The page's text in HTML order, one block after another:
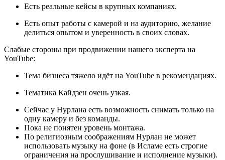
Есть реальные кейсы в крупных компаниях.
Есть опыт работы с камерой и на аудиторию, желание
делиться опытом и уверенность в своих словах.
Слабые стороны при продвижении нашего эксперта на
YouTube:
Тема бизнеса тяжело идёт на YouTube в рекомендациях.
Тематика Кайдзен очень узкая.
Сейчас у Нурлана есть возможность снимать только на
одну камеру и без команды.
Пока не понятен уровень монтажа.
По религиозным соображениям Нурлан не может
использовать музыку на фоне (в Исламе есть строгие
ограничения на прослушивание и исполнение музыки).